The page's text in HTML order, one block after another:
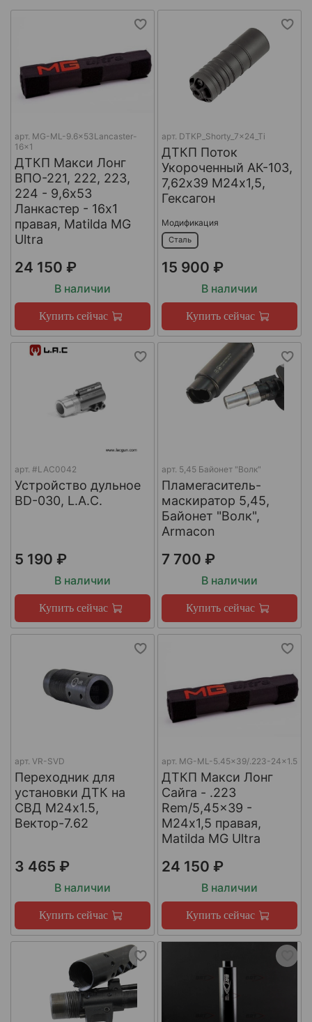
арт. MG-ML-9.6x53Lancaster-
16x1
ДТКП Макси Лонг
ВПО-221, 222, 223,
224 - 9,6x53
Ланкастер - 16x1
правая, Matilda MG
Ultra
24 150 ₽
В наличии
Купить сейчас
арт. DTKP_Shorty_7x24_Ti
ДТКП Поток
Укороченный АК-103,
7,62х39 М24х1,5,
Гексагон
Модификация
Сталь
15 900 ₽
В наличии
Купить сейчас
арт. #LAC0042
Устройство дульное
BD-030, L.A.C.
5 190 ₽
В наличии
Купить сейчас
арт. 5,45 Байонет "Волк"
Пламегаситель-
маскиратор 5,45,
Байонет "Волк",
Armacon
7 700 ₽
В наличии
Купить сейчас
арт. VR-SVD
Переходник для
установки ДТК на
СВД М24х1.5,
Вектор-7.62
3 465 ₽
В наличии
Купить сейчас
арт. MG-ML-5.45x39/.223-24x1.5
ДТКП Макси Лонг
Сайга - .223
Rem/5,45x39 -
М24x1,5 правая,
Matilda MG Ultra
24 150 ₽
В наличии
Купить сейчас